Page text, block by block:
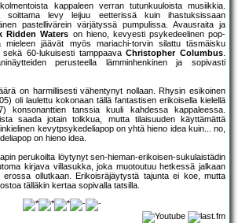
kappaleen verran tutunkuuloista musiikkia.
soittama levy leijuu eetterissä kuin ihastuksissaan
pastellivärein värjätyssä pumpulissa. Avausraita ja
Ridden Waters on hieno, kevyesti psykedeelinen pop-
mieleen jäävät myös mariachi-torvin silattu täsmäisku
sekä 60-lukuisesti tamppaavaChristopher Columbus.
perusteella lämminhenkinen ja sopivasti
on harmillisesti vähentynyt nollaan. Rhysin esikoinen
oli laulettu kokonaan tällä fantastisen erikoisella kielellä
konsonanttien tanssia kuuli kahdessa kappaleessa.
saada jotain tolkkua, mutta tilaisuuden käyttämättä
kevytpsykedeliapop on yhtä hieno idea kuin... no,
on hieno idea.
perukoilta löytynyt sen-hieman-erikoisen-sukulaistädin
kirjava villasukka, joka muotoutuu hetkessä jalkaan
ollutkaan. Erikoisräjäytystä tajunta ei koe, mutta
tälläkin kertaa sopivalla tatsilla.